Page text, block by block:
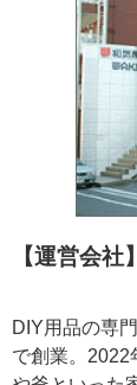
【運営会社】
DIY用品の専
で創業。2022